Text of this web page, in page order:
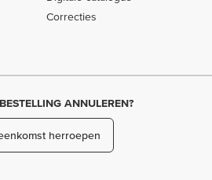
Correcties
ANNULEREN?
herroepen